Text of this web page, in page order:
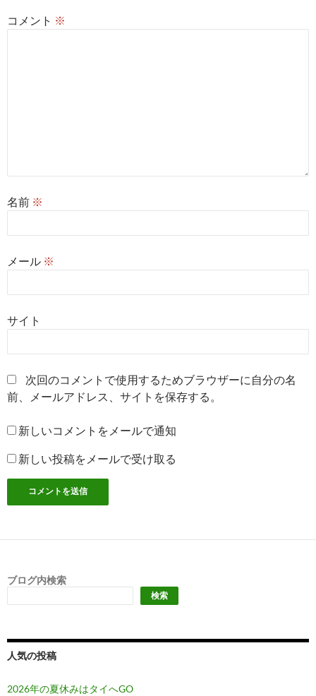
コメント ※
名前 ※
メール ※
サイト
次回のコメントで使用するためブラウザーに自分の名
前、メールアドレス、サイトを保存する。
新しいコメントをメールで通知
新しい投稿をメールで受け取る
ブログ内検索
検索
人気の投稿
2026年の夏休みはタイへGO